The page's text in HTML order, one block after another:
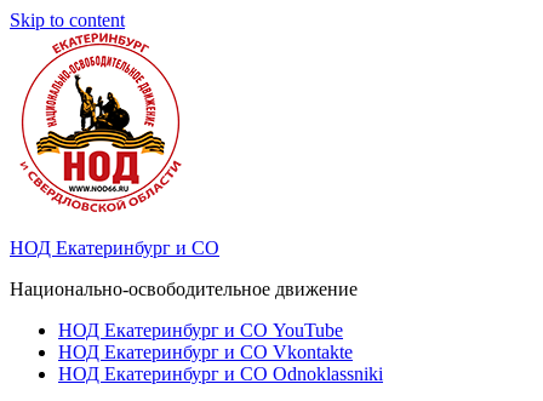
Skip to content
НОД Екатеринбург и СО
Национально-освободительное движение
НОД Екатеринбург и СО YouTube
НОД Екатеринбург и СО Vkontakte
НОД Екатеринбург и СО Odnoklassniki